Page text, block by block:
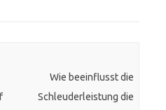
Wie beeinflusst die
Schleuderleistung die